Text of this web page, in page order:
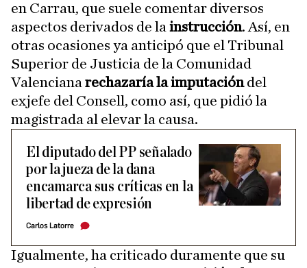
en Carrau, que suele comentar diversos
aspectos derivados de la instrucción. Así, en
otras ocasiones ya anticipó que el Tribunal
Superior de Justicia de la Comunidad
Valenciana rechazaría la imputacióndel
exjefe del Consell, como así, que pidió la
magistrada al elevar la causa.
El diputado del PP señalado
por la jueza de la dana
encamarca sus críticas en la
libertad de expresión
Carlos Latorre
Igualmente, ha criticado duramente que su